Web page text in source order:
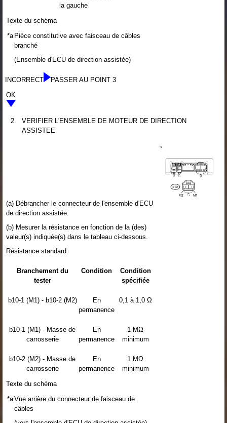
la gauche
Texte du schéma
*a Pièce constitutive avec faisceau de câbles
branché
(Ensemble d'ECU de direction assistée)
INCORRECT
PASSER AU POINT 3
OK
2.
VERIFIER L'ENSEMBLE DE MOTEUR DE DIRECTION
ASSISTEE
(a) Débrancher le connecteur de l'ensemble d'ECU
de direction assistée.
(b) Mesurer la résistance en fonction de la (des)
valeur(s) indiquée(s) dans le tableau ci-dessous.
Résistance standard:
Branchement du
tester
Condition
Condition
spécifiée
b10-1 (M1) - b10-2 (M2)
En
permanence
0,1 à 1,0 Ω
b10-1 (M1) - Masse de
carrosserie
En
permanence
1 MΩ
minimum
b10-2 (M2) - Masse de
carrosserie
En
permanence
1 MΩ
minimum
Texte du schéma
*aVue arrière du connecteur de faisceau de
câbles